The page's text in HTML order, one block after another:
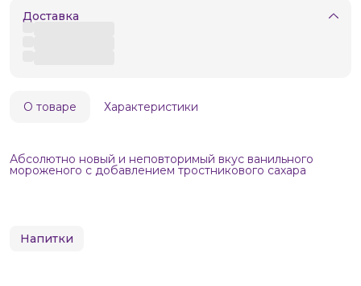
Доставка
О товаре Характеристики
Абсолютно новый и неповторимый вкус ванильного
мороженого с добавлением тростникового сахара
Напитки